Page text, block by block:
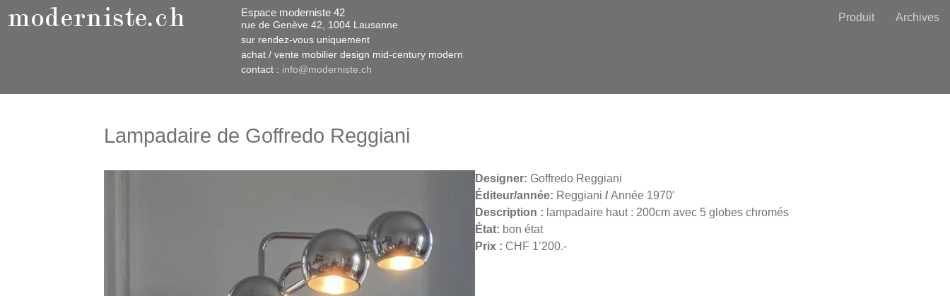
Espace moderniste 42
rue d​​​​e Genève 42, 1004 Lausanne​​
sur rendez-vous uniquement ​​​
​achat / vente mobilier design mid-century modern
contact : info@moderniste.ch
Produit Archives
Lampadaire de Goffredo Reggiani
Designer: Goffredo Reggiani
Éditeur/année: Reggiani /Année 1970′
Description : lampadaire haut : 200cm avec 5 globes chromés
État: bon état
Prix : CHF 1’200.-